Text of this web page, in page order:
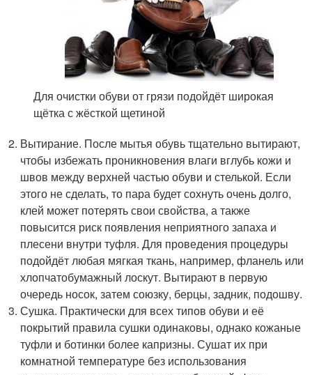
Для очистки обуви от грязи подойдёт широкая
щётка с жёсткой щетиной
Вытирание. После мытья обувь тщательно вытирают,
чтобы избежать проникновения влаги вглубь кожи и
швов между верхней частью обуви и стелькой. Если
этого не сделать, то пара будет сохнуть очень долго,
клей может потерять свои свойства, а также
повысится риск появления неприятного запаха и
плесени внутри туфля. Для проведения процедуры
подойдёт любая мягкая ткань, например, фланель или
хлопчатобумажный лоскут. Вытирают в первую
очередь носок, затем союзку, берцы, задник, подошву.
Сушка. Практически для всех типов обуви и её
покрытий правила сушки одинаковы, однако кожаные
туфли и ботинки более капризны. Сушат их при
комнатной температуре без использования